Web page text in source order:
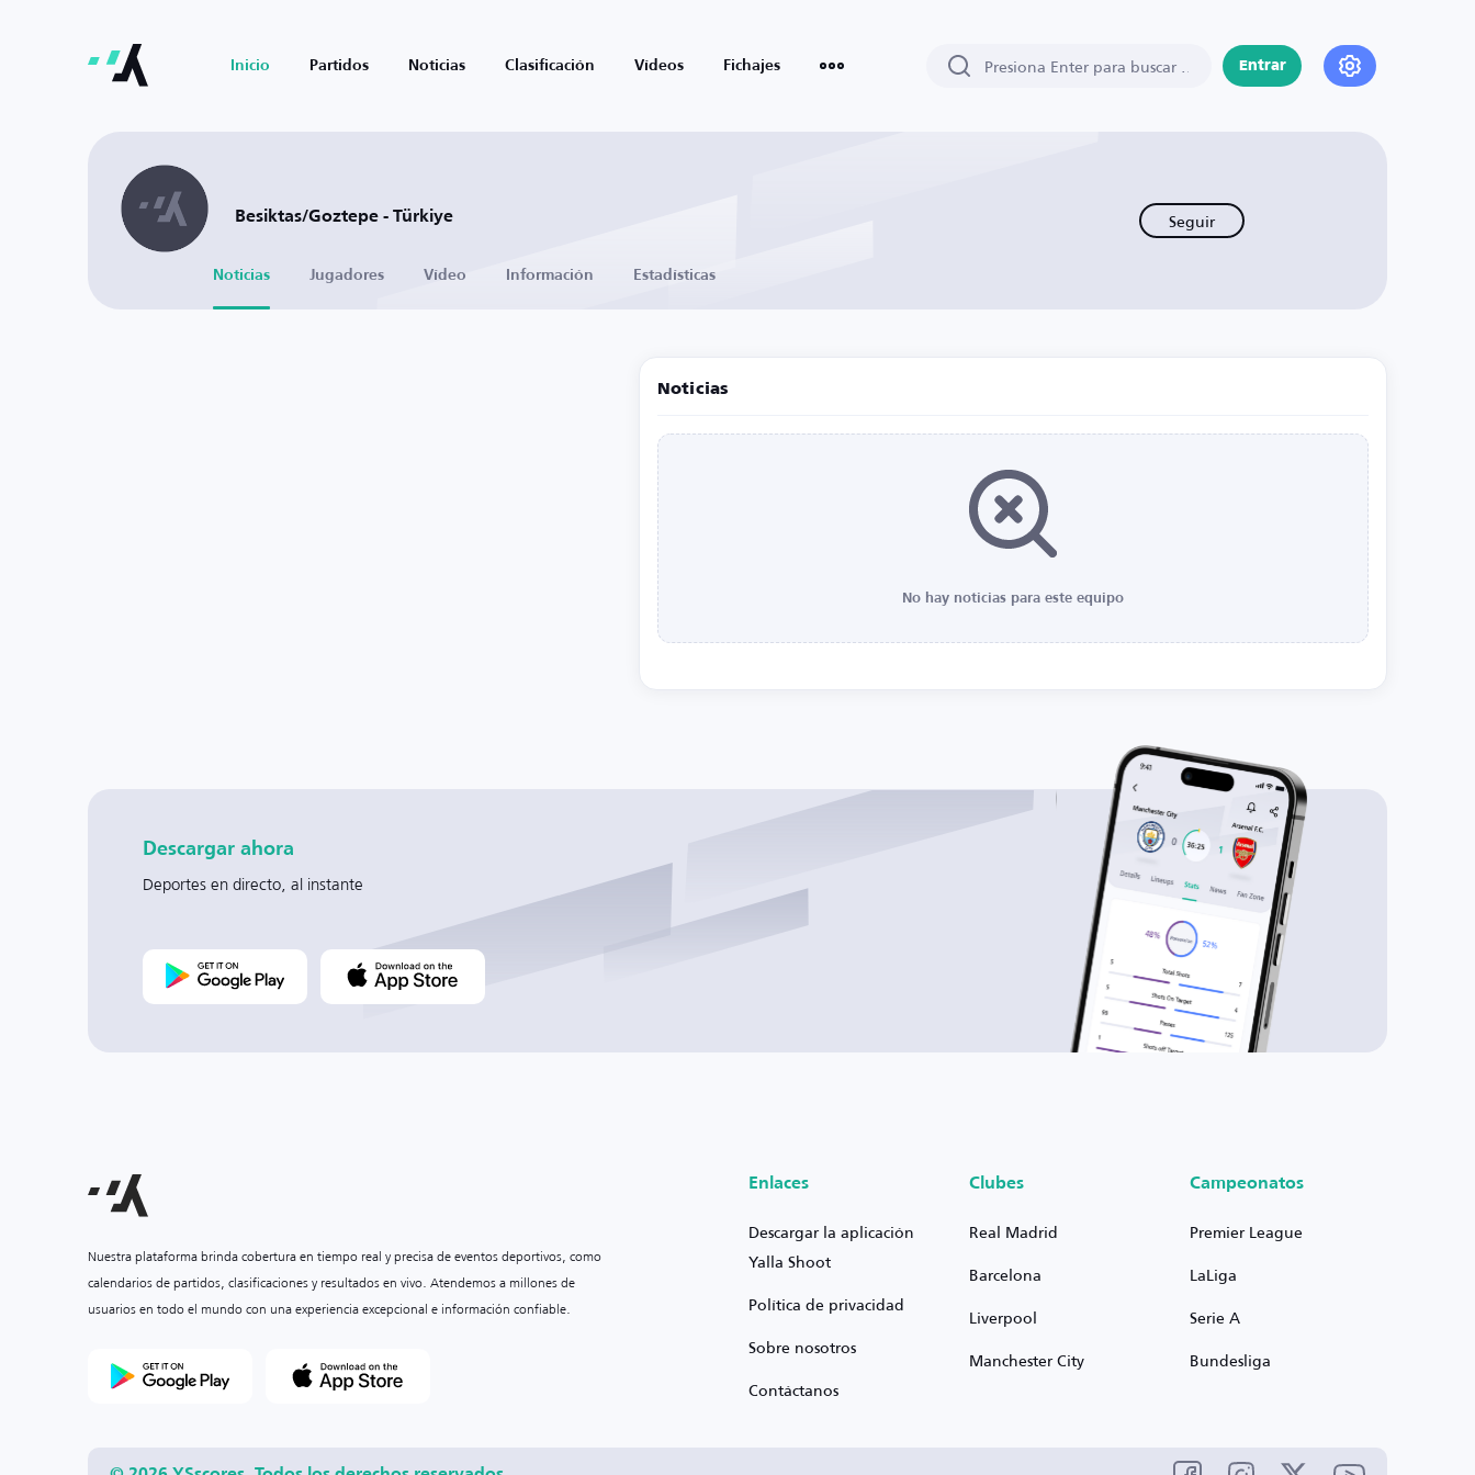
Inicio Partidos Noticias Clasificación Vídeos Fichajes Entrar
Besiktas/Goztepe - Türkiye Seguir
Noticias Jugadores Vídeo Información Estadísticas
Noticias
No hay noticias para este equipo
Descargar ahora
Deportes en directo, al instante
Nuestra plataforma brinda cobertura en tiempo real y precisa de eventos deportivos, como
calendarios de partidos, clasificaciones y resultados en vivo. Atendemos a millones de
usuarios en todo el mundo con una experiencia excepcional e información confiable.
Enlaces
Descargar la aplicación
Yalla Shoot
Política de privacidad
Sobre nosotros
Contáctanos
Clubes
Real Madrid
Barcelona
Liverpool
Manchester City
Campeonatos
Premier League
LaLiga
Serie A
Bundesliga